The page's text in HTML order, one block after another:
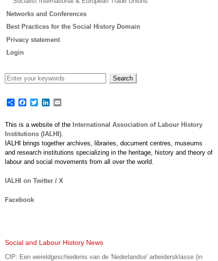
Networks and Conferences
Best Practices for the Social History Domain
Privacy statement
Login
ShareFacebook
TwitterLinkedIn
This is a website of the International Association of Labour History
Institutions (IALHI)
IALHI brings together archives, libraries, document centres, museums
and research institutions specializing in the heritage, history and theory of
labour and social movements from all over the world.
IALHI on Twitter / X
Facebook
Social and Labour History News
CfP: Een wereldgeschiedenis van de 'Nederlandse' arbeidersklasse (in